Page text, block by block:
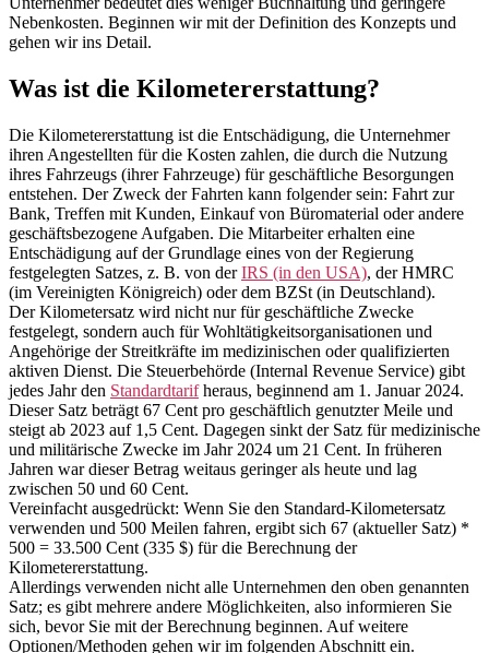
Nebenkosten. Beginnen wir mit der Definition des Konzepts und
gehen wir ins Detail.
Was ist die Kilometererstattung?
Die Kilometererstattung ist die Entschädigung, die Unternehmer
ihren Angestellten für die Kosten zahlen, die durch die Nutzung
ihres Fahrzeugs (ihrer Fahrzeuge) für geschäftliche Besorgungen
entstehen. Der Zweck der Fahrten kann folgender sein: Fahrt zur
Bank, Treffen mit Kunden, Einkauf von Büromaterial oder andere
geschäftsbezogene Aufgaben. Die Mitarbeiter erhalten eine
Entschädigung auf der Grundlage eines von der Regierung
festgelegten Satzes, z. B. von derIRS (in den USA), der HMRC
(im Vereinigten Königreich) oder dem BZSt (in Deutschland).
Der Kilometersatz wird nicht nur für geschäftliche Zwecke
festgelegt, sondern auch für Wohltätigkeitsorganisationen und
Angehörige der Streitkräfte im medizinischen oder qualifizierten
aktiven Dienst. Die Steuerbehörde (Internal Revenue Service) gibt
jedes Jahr den Standardtarifheraus, beginnend am 1. Januar 2024.
Dieser Satz beträgt 67 Cent pro geschäftlich genutzter Meile und
steigt ab 2023 auf 1,5 Cent. Dagegen sinkt der Satz für medizinische
und militärische Zwecke im Jahr 2024 um 21 Cent. In früheren
Jahren war dieser Betrag weitaus geringer als heute und lag
zwischen 50 und 60 Cent.
Vereinfacht ausgedrückt: Wenn Sie den Standard-Kilometersatz
verwenden und 500 Meilen fahren, ergibt sich 67 (aktueller Satz) *
500 = 33.500 Cent (335 $) für die Berechnung der
Kilometererstattung.
Allerdings verwenden nicht alle Unternehmen den oben genannten
Satz; es gibt mehrere andere Möglichkeiten, also informieren Sie
sich, bevor Sie mit der Berechnung beginnen. Auf weitere
Optionen/Methoden gehen wir im folgenden Abschnitt ein.